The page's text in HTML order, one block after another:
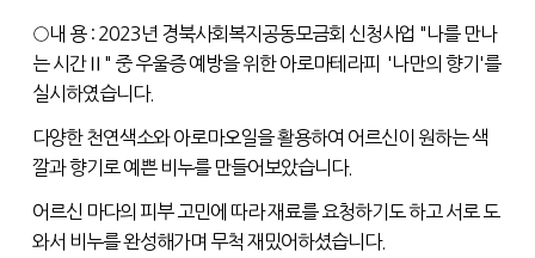
○내 용 : 2023년 경북사회복지공동모금회 신청사업 "나를 만나
는 시간Ⅱ" 중 우울증 예방을 위한 아로마테라피 '나만의 향기'를
실시하였습니다.
다양한 천연색소와 아로마오일을 활용하여 어르신이 원하는 색
깔과 향기로 예쁜 비누를 만들어보았습니다.
어르신 마다의 피부 고민에 따라 재료를 요청하기도 하고 서로 도
와서 비누를 완성해가며 무척 재밌어하셨습니다.